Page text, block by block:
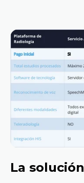
La solución